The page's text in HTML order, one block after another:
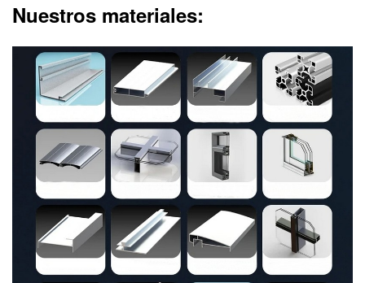
Nuestros materiales: